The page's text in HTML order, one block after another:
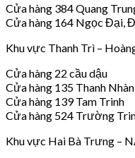
Cửa hàng 384 Quang
Cửa hàng 164 Ngọc Đại,
Khu vực Thanh Trì –
Cửa hàng 22 cầu dậu
Cửa hàng 135 Thanh Nhàn
Cửa hàng 139 Tam Trinh
Cửa hàng 524 Trường
Khu vực Hai Bà Trưng –